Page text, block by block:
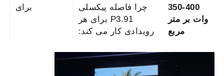
350-400
وات بر متر
مربع
چرا فاصله پیکسلی
P3.91 برای هر
رویدادی کار می کند:
برای